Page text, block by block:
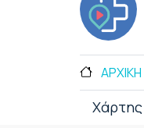
ΑΡΧΙΚΗ
Χάρτης